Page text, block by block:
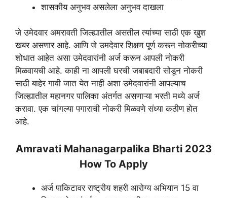
शासकीय अनुभव असलेला अनुभव दाखला
जे उमेदवार अमरावती जिल्ह्यातील असतील त्यांच्या साठी एक खुश
खबर असणार आहे. आणि जे उमदेवार शिक्षण पूर्ण करून नोकरीच्या
शोधात आहेत असा उमेदवारांनी अर्ज करून आपली नोकरी
मिळवायची आहे. काही ना आपली घरची जबाबदारी सोडून नोकरी
साठी बाहेर गावी जात येत नाही अशा उमेदवारांनी आपल्याच
जिल्ह्यातील महानगर पालिका अंतर्गत असणाऱ्या भरती मध्ये अर्ज
करावा. एक चांगल्या पगाराची नोकरी मिळवणे संध्या कठीण होत
आहे.
Amravati Mahanagarpalika Bharti 2023
How To Apply
अर्ज पाकिटावर राष्ट्रीय शहरी आरोग्य अभियान 15 वा